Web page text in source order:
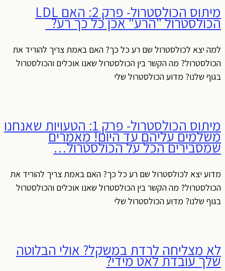
מיתוס הכולסטרול- פרק 2: האם LDL
הכולסטרול "הרע" אכן כל כך רע?
למה יצא לכולסטרול שם רע כל כך? האם באמת צריך להוריד את
הכולסטרול? מה הקשר בין הכולסטרול שאנו אוכלים והכולסטרול
בגוף שלנו? מדוע הכולסטרול שלי
מיתוס הכולסטרול- פרק 1: הטעויות שאנחנו
משלמים עליהם עד היום! מאמרים
שמסבירים הכל על הכולסטרול…
מדוע יצא לכולסטרול שם רע כל כך? האם באמת צריך להוריד את
הכולסטרול? מה הקשר בין הכולסטרול שאנו אוכלים והכולסטרול
בגוף שלנו? מדוע הכולסטרול שלי
לא מצליחה לרדת במשקל? אולי הבלוטה
שלך עובדת לאט מידי?